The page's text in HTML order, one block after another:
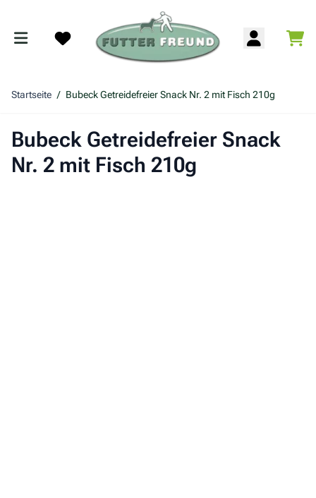
Startseite / Bubeck Getreidefreier Snack Nr. 2 mit Fisch 210g
Bubeck Getreidefreier Snack
Nr. 2 mit Fisch 210g